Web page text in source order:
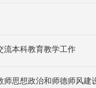
流本科教育教学工作
师思想政治和师德师风建